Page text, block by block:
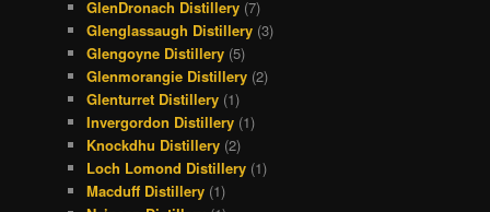
GlenDronach Distillery (7)
Glenglassaugh Distillery (3)
Glengoyne Distillery (5)
Glenmorangie Distillery (2)
Glenturret Distillery (1)
Invergordon Distillery (1)
Knockdhu Distillery (2)
Loch Lomond Distillery (1)
Macduff Distillery (1)